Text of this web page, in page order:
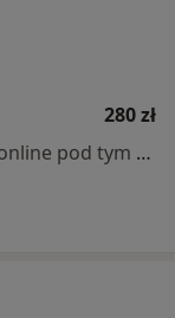
280 zł
Specjalista nie oferuje umawiania online pod tym adresem.